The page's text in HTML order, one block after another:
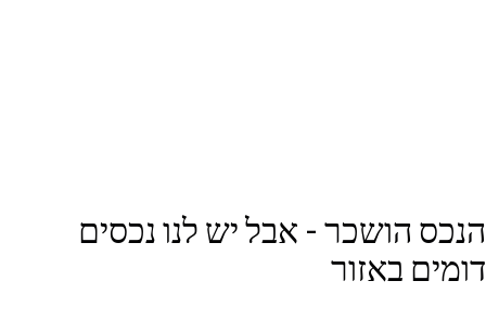
הנכס הושכר - אבל יש לנו נכסים
דומים באזור